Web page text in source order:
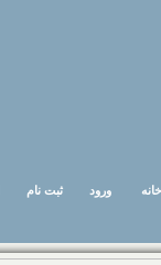
ثبت نام ورود خانه